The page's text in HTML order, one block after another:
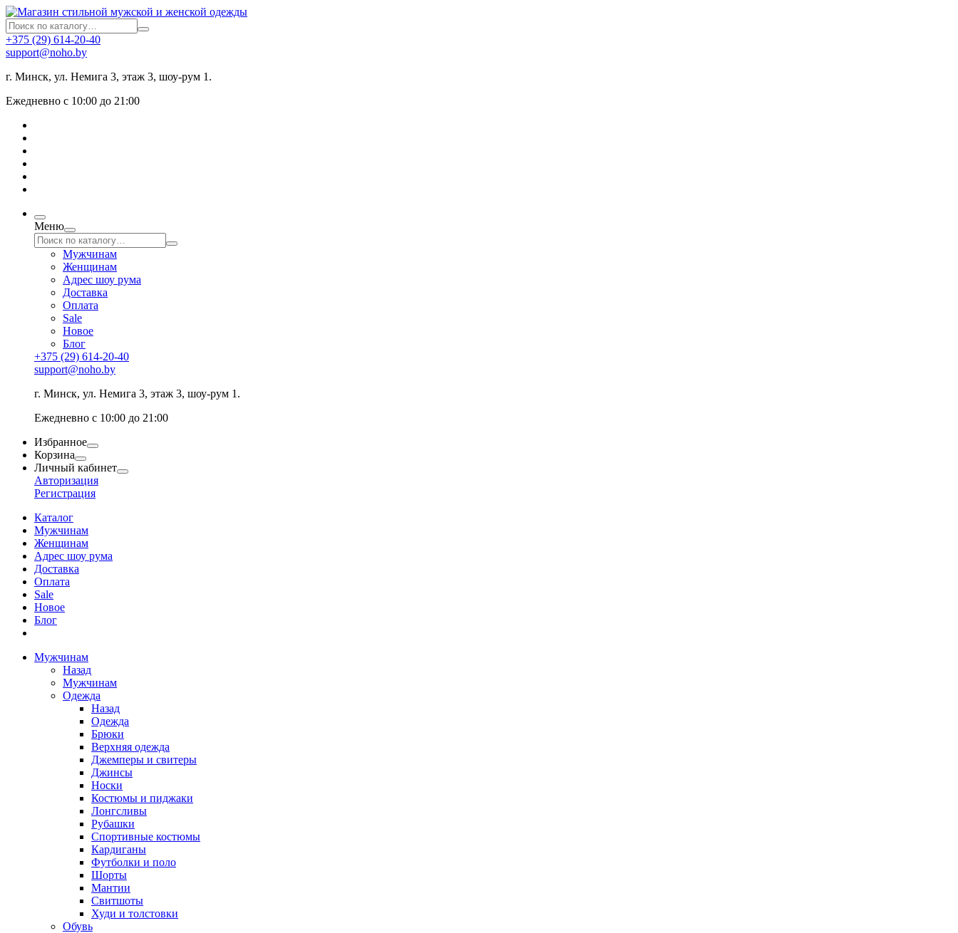
+375 (29) 614-20-40
support@noho.by
г. Минск, ул. Немига 3, этаж 3, шоу-рум 1.
Ежедневно с 10:00 до 21:00
Меню
Мужчинам
Женщинам
Адрес шоу рума
Доставка
Оплата
Sale
Новое
Блог
+375 (29) 614-20-40
support@noho.by
г. Минск, ул. Немига 3, этаж 3, шоу-рум 1.
Ежедневно с 10:00 до 21:00
Избранное
Корзина
Личный кабинет
Авторизация
Регистрация
Каталог
Мужчинам
Женщинам
Адрес шоу рума
Доставка
Оплата
Sale
Новое
Блог
Мужчинам
Назад
Мужчинам
Одежда
Назад
Одежда
Брюки
Верхняя одежда
Джемперы и свитеры
Джинсы
Носки
Костюмы и пиджаки
Лонгсливы
Рубашки
Спортивные костюмы
Кардиганы
Футболки и поло
Шорты
Мантии
Свитшоты
Худи и толстовки
Обувь